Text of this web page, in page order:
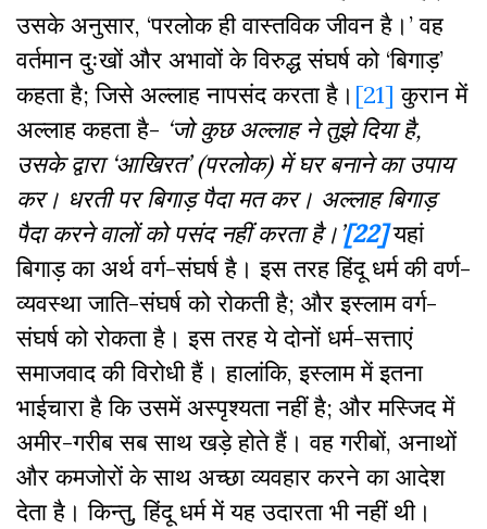
उसके अनुसार, ‘परलोक ही वास्तविक जीवन है।’ वह
वर्तमान दुःखों और अभावों के विरुद्ध संघर्ष को ‘बिगाड़’
कहता है; जिसे अल्लाह नापसंद करता है। [21] कुरान में
अल्लाह कहता है- ‘जो कुछ अल्लाह ने तुझे दिया है,
उसके द्वारा‘आखिरत’ (परलोक) में घर बनाने का उपाय
कर। धरती पर बिगाड़ पैदा मत कर। अल्लाह बिगाड़
पैदा करने वालों को पसंद नहीं करता है। [22]यहां
बिगाड़ का अर्थ वर्ग-संघर्ष है। इस तरह हिंदू धर्म की वर्ण-
व्यवस्था जाति-संघर्ष को रोकती है; और इस्लाम वर्ग-
संघर्ष को रोकता है। इस तरह ये दोनों धर्म-सत्ताएं
समाजवाद की विरोधी हैं। हालांकि, इस्लाम में इतना
भाईचारा है कि उसमें अस्पृश्यता नहीं है; और मस्जिद में
अमीर-गरीब सब साथ खड़े होते हैं। वह गरीबों, अनाथों
और कमजोरों के साथ अच्छा व्यवहार करने का आदेश
देता है। किन्तु, हिंदू धर्म में यह उदारता भी नहीं थी।